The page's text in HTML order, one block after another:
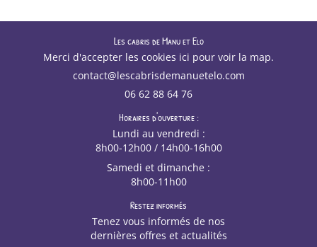
Les cabris de Manu et Elo
Merci d'accepter les cookies ici pour voir la map.
06 62 88 64 76
Horaires d'ouverture :
Lundi au vendredi :
8h00-12h00 / 14h00-16h00
Samedi et dimanche :
8h00-11h00
Restez informés
Tenez vous informés de nos
dernières offres et actualités